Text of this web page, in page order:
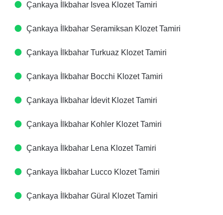
Çankaya İlkbahar Isvea Klozet Tamiri
Çankaya İlkbahar Seramiksan Klozet Tamiri
Çankaya İlkbahar Turkuaz Klozet Tamiri
Çankaya İlkbahar Bocchi Klozet Tamiri
Çankaya İlkbahar İdevit Klozet Tamiri
Çankaya İlkbahar Kohler Klozet Tamiri
Çankaya İlkbahar Lena Klozet Tamiri
Çankaya İlkbahar Lucco Klozet Tamiri
Çankaya İlkbahar Güral Klozet Tamiri